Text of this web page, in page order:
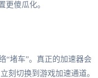
更傻瓜化。
“堵车”。真正的加速器会
刻切换到游戏加速通道。